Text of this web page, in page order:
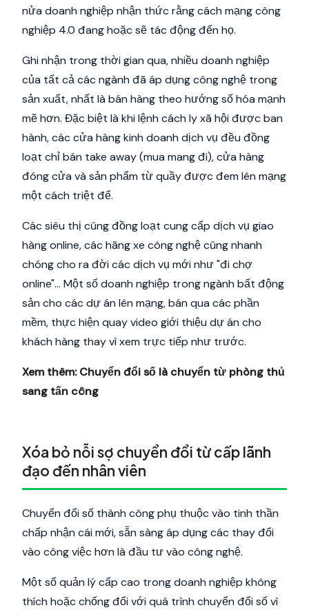
nửa doanh nghiệp nhận thức rằng cách mạng công
nghiệp 4.0 đang hoặc sẽ tác động đến họ.
Ghi nhận trong thời gian qua, nhiều doanh nghiệp
của tất cả các ngành đã áp dụng công nghệ trong
sản xuất, nhất là bán hàng theo hướng số hóa mạnh
mẽ hơn. Đặc biệt là khi lệnh cách ly xã hội được ban
hành, các cửa hàng kinh doanh dịch vụ đều đồng
loạt chỉ bán take away (mua mang đi), cửa hàng
đóng cửa và sản phẩm từ quầy được đem lên mạng
một cách triệt để.
Các siêu thị cũng đồng loạt cung cấp dịch vụ giao
hàng online, các hãng xe công nghệ cũng nhanh
chóng cho ra đời các dịch vụ mới như "đi chợ
online"... Một số doanh nghiệp trong ngành bất động
sản cho các dự án lên mạng, bán qua các phần
mềm, thực hiện quay video giới thiệu dự án cho
khách hàng thay vì xem trực tiếp như trước.
Xem thêm: Chuyển đổi số là chuyển từ phòng thủ
sang tấn công
Xóa bỏ nỗi sợ chuyển đổi từ cấp lãnh
đạo đến nhân viên
Chuyển đổi số thành công phụ thuộc vào tinh thần
chấp nhận cái mới, sẵn sàng áp dụng các thay đổi
vào công việc hơn là đầu tư vào công nghệ.
Một số quản lý cấp cao trong doanh nghiệp không
thích hoặc chống đối với quá trình chuyển đổi số vì